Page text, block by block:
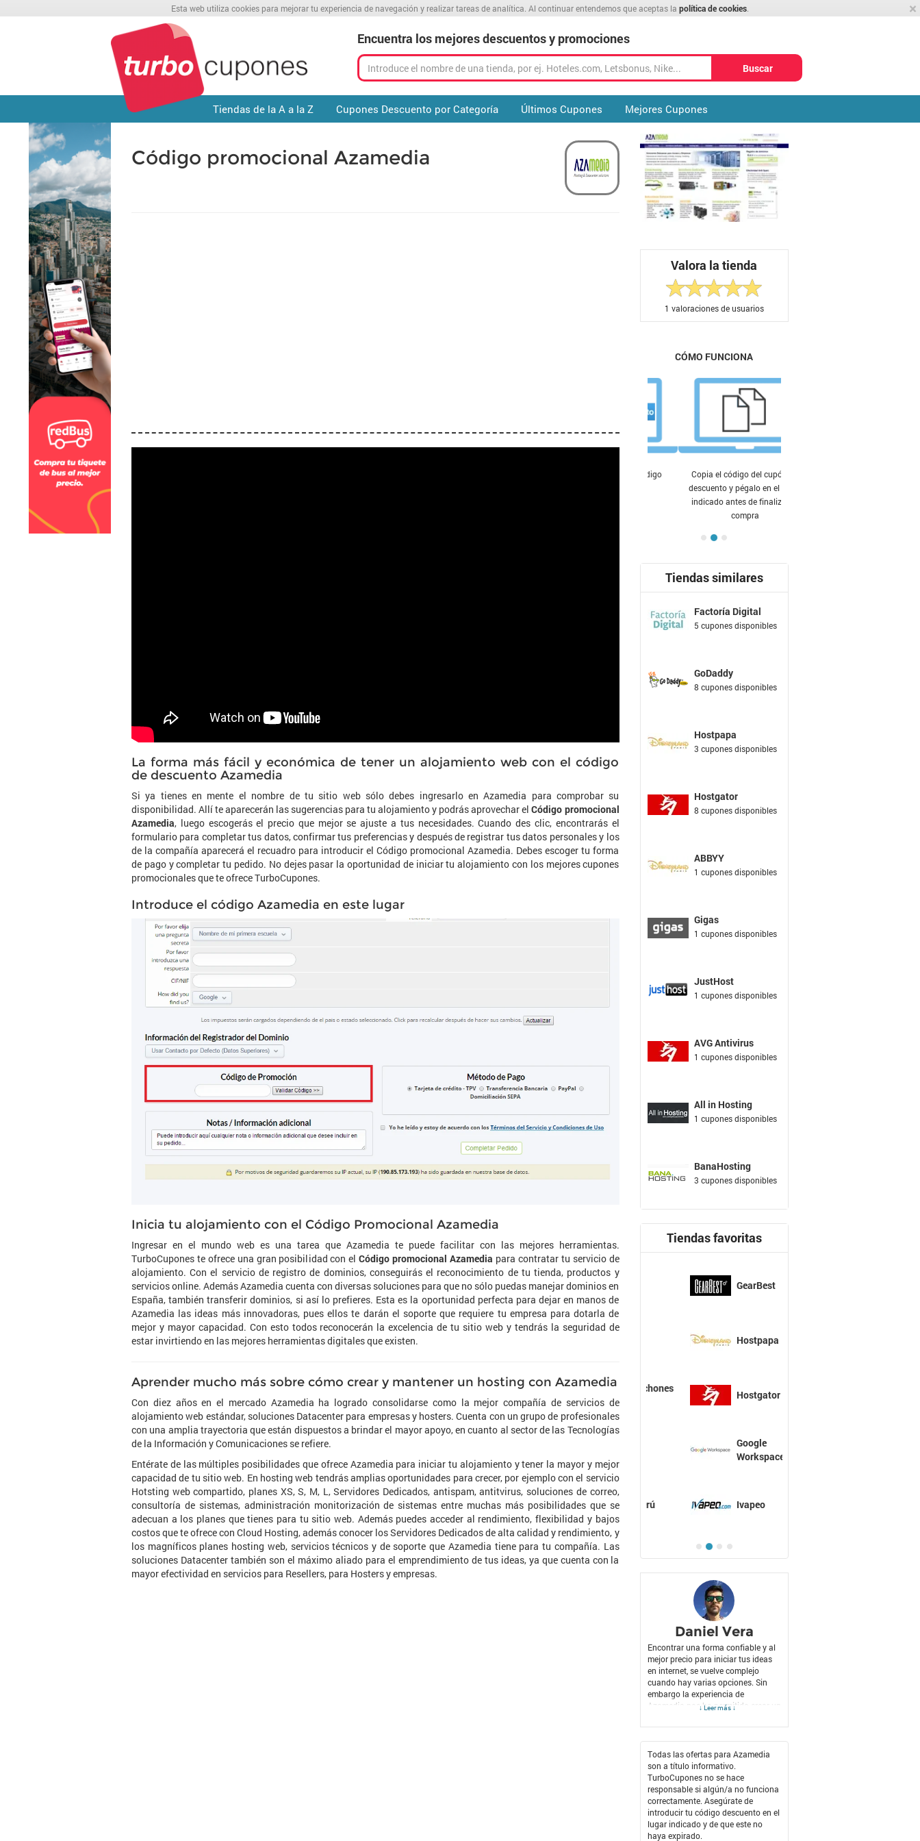
×
Esta web utiliza cookies para mejorar tu experiencia de navegación y realizar tareas de analítica. Al continuar entendemos que aceptas la política de cookies
Encuentra los mejores descuentos y promociones
Buscar
Tiendas de la A a la Z Cupones Descuento por Categoría Últimos Cupones Mejores Cupones
Código promocional Azamedia
La forma más fácil y económica de tener un alojamiento web con el código
de descuento Azamedia
Si ya tienes en mente el nombre de tu sitio web sólo debes ingresarlo en Azamedia para comprobar su
disponibilidad. Allí te aparecerán las sugerencias para tu alojamiento y podrás aprovechar elCódigo promocional
Azamedia, luego escogerás el precio que mejor se ajuste a tus necesidades. Cuando des clic, encontrarás el
formulario para completar tus datos, confirmar tus preferencias y después de registrar tus datos personales y los
de la compañía aparecerá el recuadro para introducir el Código promocional Azamedia. Debes escoger tu forma
de pago y completar tu pedido. No dejes pasar la oportunidad de iniciar tu alojamiento con los mejores cupones
promocionales que te ofrece TurboCupones.
Introduce el código Azamedia en este lugar
Inicia tu alojamiento con el Código Promocional Azamedia
Ingresar en el mundo web es una tarea que Azamedia te puede facilitar con las mejores herramientas.
TurboCupones te ofrece una gran posibilidad con elCódigo promocional Azamedia para contratar tu servicio de
alojamiento. Con el servicio de registro de dominios, conseguirás el reconocimiento de tu tienda, productos y
servicios online. Además Azamedia cuenta con diversas soluciones para que no sólo puedas manejar dominios en
España, también transferir dominios, si así lo prefieres. Esta es la oportunidad perfecta para dejar en manos de
Azamedia las ideas más innovadoras, pues ellos te darán el soporte que requiere tu empresa para dotarla de
mejor y mayor capacidad. Con esto todos reconocerán la excelencia de tu sitio web y tendrás la seguridad de
estar invirtiendo en las mejores herramientas digitales que existen.
Aprender mucho más sobre cómo crear y mantener un hosting con Azamedia
Con diez años en el mercado Azamedia ha logrado consolidarse como la mejor compañía de servicios de
alojamiento web estándar, soluciones Datacenter para empresas y hosters. Cuenta con un grupo de profesionales
con una amplia trayectoria que están dispuestos a brindar el mayor apoyo, en cuanto al sector de las Tecnologías
de la Información y Comunicaciones se refiere.
Entérate de las múltiples posibilidades que ofrece Azamedia para iniciar tu alojamiento y tener la mayor y mejor
capacidad de tu sitio web. En hosting web tendrás amplias oportunidades para crecer, por ejemplo con el servicio
Hotsting web compartido, planes XS, S, M, L, Servidores Dedicados, antispam, antitvirus, soluciones de correo,
consultoría de sistemas, administración monitorización de sistemas entre muchas más posibilidades que se
adecuan a los planes que tienes para tu sitio web. Además puedes acceder al rendimiento, flexibilidad y bajos
costos que te ofrece con Cloud Hosting, además conocer los Servidores Dedicados de alta calidad y rendimiento, y
los magníficos planes hosting web, servicios técnicos y de soporte que Azamedia tiene para tu compañía. Las
soluciones Datacenter también son el máximo aliado para el emprendimiento de tus ideas, ya que cuenta con la
mayor efectividad en servicios para Resellers, para Hosters y empresas.
Valora la tienda
1 valoraciones de usuarios
CÓMO FUNCIONA
Copia el código del cupón de
descuento y pégalo en el lugar
indicado antes de finalizar tu
Tiendas similares
Factoría Digital
5 cupones disponibles
GoDaddy
8 cupones disponibles
Hostpapa
3 cupones disponibles
Hostgator
8 cupones disponibles
ABBYY
1 cupones disponibles
Gigas
1 cupones disponibles
JustHost
1 cupones disponibles
AVG Antivirus
1 cupones disponibles
All in Hosting
1 cupones disponibles
BanaHosting
3 cupones disponibles
Tiendas favoritas
GearBest
Hostpapa
Hostgator
Workspace
Ivapeo
Daniel Vera
Encontrar una forma confiable y al
mejor precio para iniciar tus ideas
en internet, se vuelve complejo
cuando hay varias opciones. Sin
embargo la experiencia de
Azamedia nos ha permitido crear un
servicio y la información necesaria y
oportuna para seguir aprendido
mucho más de la mano de sus
múltiples productos, los cuales nos
han ayudado a optimizar la
plataforma y ser más efectivos en el
amplio mundo de internet. Adicional
a esto logramos obtener el mejor
precio con elCódigo promocional
Azamediapara contratar el servicio
↓ Leer más ↓
Todas las ofertas para Azamedia
son a título informativo.
TurboCupones no se hace
responsable si algún/a no funciona
correctamente. Asegúrate de
introducir tu código descuento en el
lugar indicado y de que este no
haya expirado.